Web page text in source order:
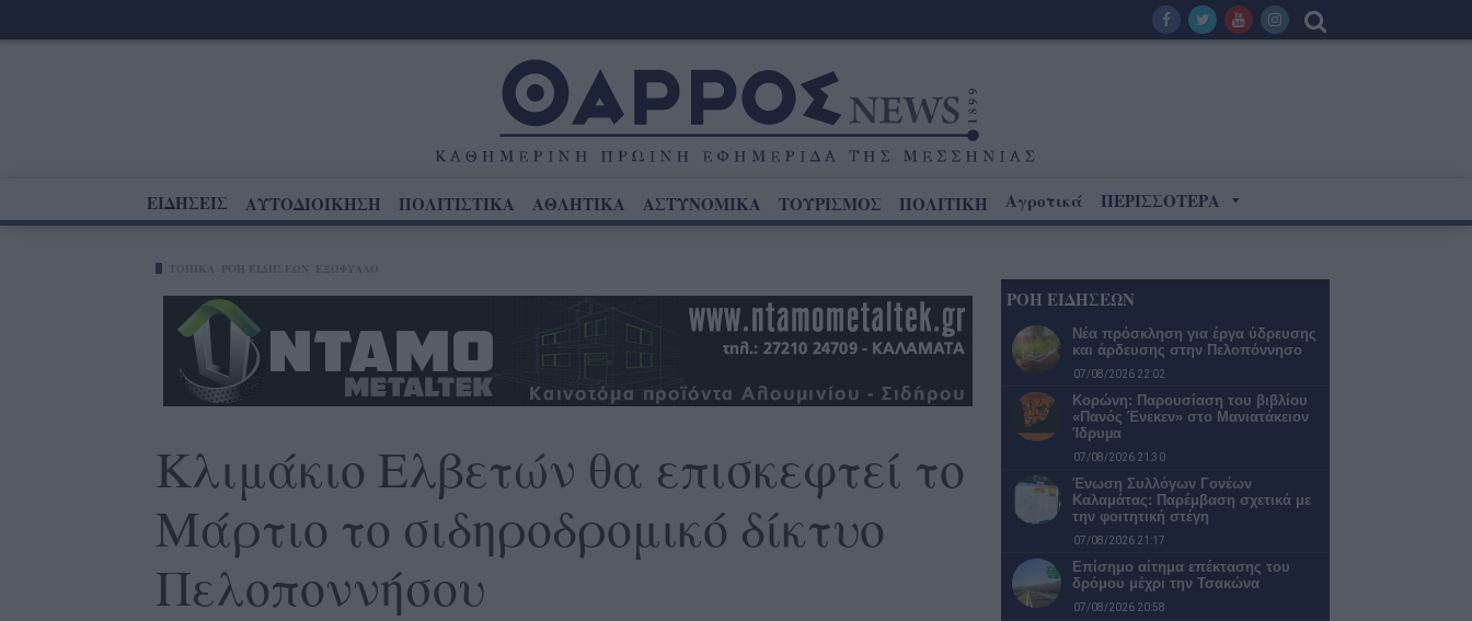
ΕΙΔΗΣΕΙΣ ΑΥΤΟΔΙΟΙΚΗΣΗ ΠΟΛΙΤΙΣΤΙΚΑ ΑΘΛΗΤΙΚΑ ΑΣΤΥΝΟΜΙΚΑ ΤΟΥΡΙΣΜΟΣ ΠΟΛΙΤΙΚΗ Αγροτικά ΠΕΡΙΣΣΟΤΕΡΑ
Κλιμάκιο Ελβετών θα επισκεφτεί το
Μάρτιο το σιδηροδρομικό δίκτυο
Πελοποννήσου
ΡΟΗ ΕΙΔΗΣΕΩΝ
Νέα πρόσκληση για έργα ύδρευσης
και άρδευσης στην Πελοπόννησο
07/08/2026 22:02
Κορώνη: Παρουσίαση του βιβλίου
«Πανός Ένεκεν» στο Μανιατάκειον
Ίδρυµα
07/08/2026 21:30
Ένωση Συλλόγων Γονέων
Καλαμάτας: Παρέμβαση σχετικά με
την φοιτητική στέγη
07/08/2026 21:17
Επίσημο αίτημα επέκτασης του
δρόμου μέχρι την Τσακώνα
07/08/2026 20:58